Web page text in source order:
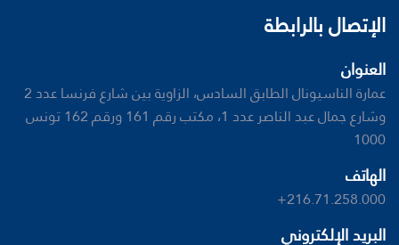
الإتصال بالرابطة
العنوان
عمارة الناسيونال الطابق السادس، الزاوية بين شارع فرنسا عدد 2
وشارع جمال عبد الناصر عدد 1، مكتب رقم 161 ورقم 162 تونس
1000
الهاتف
+216.71.258.000
البريد الإلكتروني